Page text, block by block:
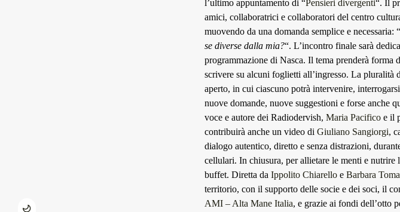
l’ultimo appuntamento di “Pensieri divergenti“. Il
amici, collaboratrici e collaboratori del centro
muovendo da una domanda semplice e necessaria: “
se diverse dalla mia?“. L’incontro finale sarà
programmazione di Nasca. Il tema prenderà
scrivere su alcuni foglietti all’ingresso. La
aperto, in cui ciascuno potrà intervenire,
nuove domande, nuove suggestioni e forse anche
voce e autore dei Radiodervish, Maria Pacifico e il
contribuirà anche un video di Giuliano Sangiorgi,
dialogo autentico, diretto e senza distrazioni,
cellulari. In chiusura, per allietare le menti e
buffet. Diretta da Ippolito Chiarello e Barbara Toma
territorio, con il supporto delle socie e dei soci, il
AMI – Alta Mane Italia, e grazie ai fondi dell’otto